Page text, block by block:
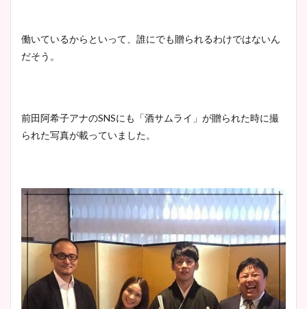
働いているからといって、誰にでも贈られるわけではないん
だそう。
前田阿希子アナのSNSにも「酒サムライ」が贈られた時に撮
られた写真が載っていました。